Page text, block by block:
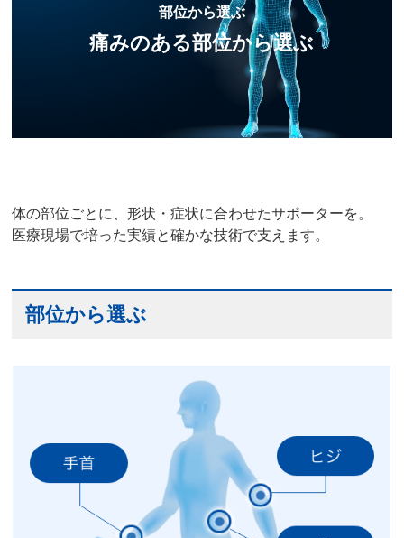
部位から選ぶ
痛みのある部位から選ぶ
体の部位ごとに、形状・症状に合わせたサポーターを。
医療現場で培った実績と確かな技術で支えます。
部位から選ぶ